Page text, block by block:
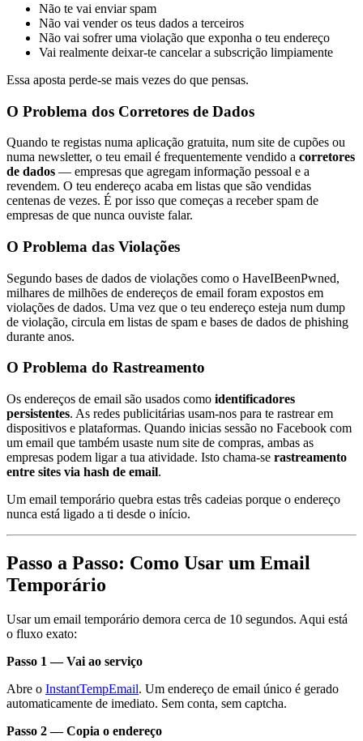
Não te vai enviar spam
Não vai vender os teus dados a terceiros
Não vai sofrer uma violação que exponha o teu endereço
Vai realmente deixar-te cancelar a subscrição limpiamente
Essa aposta perde-se mais vezes do que pensas.
O Problema dos Corretores de Dados
Quando te registas numa aplicação gratuita, num site de cupões ou
numa newsletter, o teu email é frequentemente vendido a corretores
de dados — empresas que agregam informação pessoal e a
revendem. O teu endereço acaba em listas que são vendidas
centenas de vezes. É por isso que começas a receber spam de
empresas de que nunca ouviste falar.
O Problema das Violações
Segundo bases de dados de violações como o HaveIBeenPwned,
milhares de milhões de endereços de email foram expostos em
violações de dados. Uma vez que o teu endereço esteja num dump
de violação, circula em listas de spam e bases de dados de phishing
durante anos.
O Problema do Rastreamento
Os endereços de email são usados como identificadores
persistentes. As redes publicitárias usam-nos para te rastrear em
dispositivos e plataformas. Quando inicias sessão no Facebook com
um email que também usaste num site de compras, ambas as
empresas podem ligar a tua atividade. Isto chama-se rastreamento
entre sites via hash de email.
Um email temporário quebra estas três cadeias porque o endereço
nunca está ligado a ti desde o início.
Passo a Passo: Como Usar um Email
Temporário
Usar um email temporário demora cerca de 10 segundos. Aqui está
o fluxo exato:
Passo 1 — Vai ao serviço
Abre o InstantTempEmail. Um endereço de email único é gerado
automaticamente de imediato. Sem conta, sem captcha.
Passo 2 — Copia o endereço